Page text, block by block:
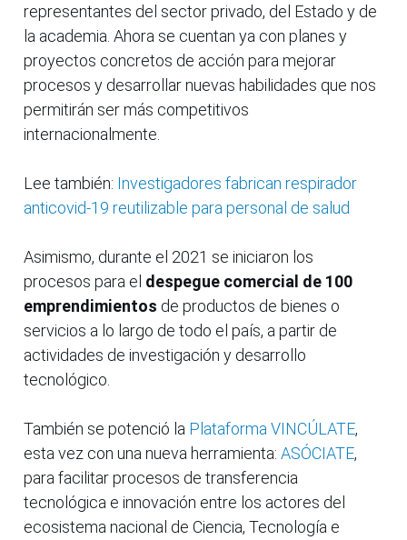
representantes del sector privado, del Estado y de
la academia. Ahora se cuentan ya con planes y
proyectos concretos de acción para mejorar
procesos y desarrollar nuevas habilidades que nos
permitirán ser más competitivos
internacionalmente.
Lee también: Investigadores fabrican respirador
anticovid-19 reutilizable para personal de salud
Asimismo, durante el 2021 se iniciaron los
procesos para el despegue comercial de 100
emprendimientos de productos de bienes o
servicios a lo largo de todo el país, a partir de
actividades de investigación y desarrollo
tecnológico.
También se potenció la Plataforma VINCÚLATE,
esta vez con una nueva herramienta: ASÓCIATE,
para facilitar procesos de transferencia
tecnológica e innovación entre los actores del
ecosistema nacional de Ciencia, Tecnología e